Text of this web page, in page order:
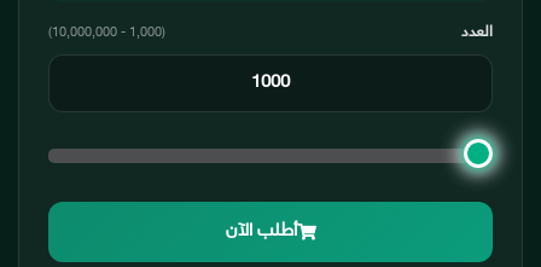
العدد (1,000 - 10,000,000)
أطلب الآن